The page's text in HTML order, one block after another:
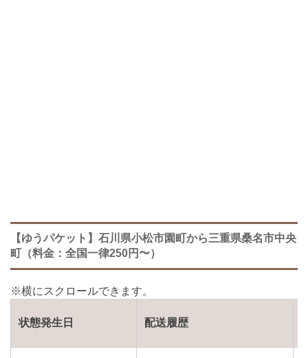
【ゆうパケット】石川県小松市園町から三重県桑名市中央
町（料金：全国一律250円〜）
状態発生日 配送履歴